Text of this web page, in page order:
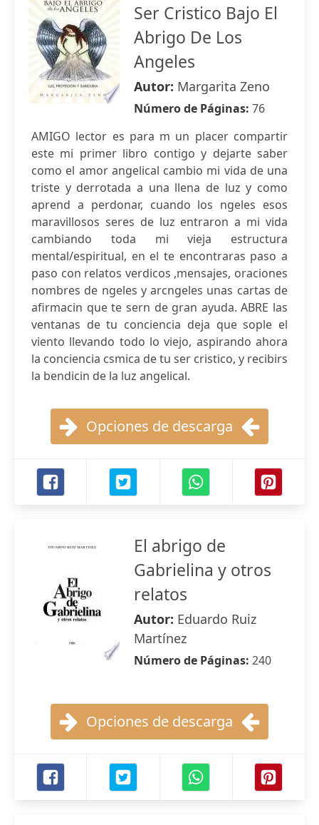
Ser Cristico Bajo El
Abrigo De Los
Angeles
Autor: Margarita Zeno
Número de Páginas: 76
AMIGO lector es para m un placer compartir
este mi primer libro contigo y dejarte saber
como el amor angelical cambio mi vida de una
triste y derrotada a una llena de luz y como
aprend a perdonar, cuando los ngeles esos
maravillosos seres de luz entraron a mi vida
cambiando toda mi vieja estructura
mental/espiritual, en el te encontraras paso a
paso con relatos verdicos ,mensajes, oraciones
nombres de ngeles y arcngeles unas cartas de
afirmacin que te sern de gran ayuda. ABRE las
ventanas de tu conciencia deja que sople el
viento llevando todo lo viejo, aspirando ahora
la conciencia csmica de tu ser cristico, y recibirs
la bendicin de la luz angelical.
Opciones de descarga
El abrigo de
Gabrielina y otros
relatos
Autor: Eduardo Ruiz
Martínez
Número de Páginas: 240
Opciones de descarga